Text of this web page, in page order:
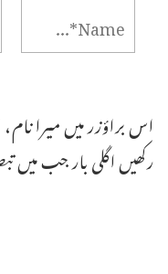
اس براؤزر میں میرا
رکھیں اگلی بار جب